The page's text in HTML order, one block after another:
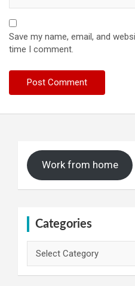
Save my name, email, and
time I comment.
Work from home
Categories